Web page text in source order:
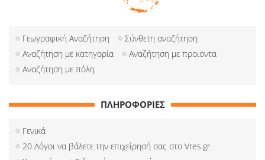
Γεωγραφική Αναζήτηση
Σύνθετη αναζήτηση
Αναζήτηση με κατηγορία
Αναζήτηση με προιόντα
Αναζήτηση με πόλη
ΠΛΗΡΟΦΟΡΙΕΣ
Γενικά
20 Λόγοι να βάλετε την επιχείρησή σας στο Vres.gr